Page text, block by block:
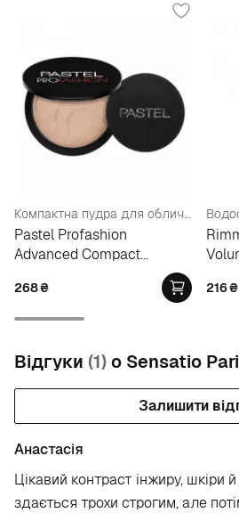
Компактна пудра для обличчя
Pastel Profashion
Advanced Compact
268₴ 216₴
Відгуки (1)о Sensatio
Залишити
Анастасія
Цікавий контраст інжиру, шкіри
здається трохи строгим, але